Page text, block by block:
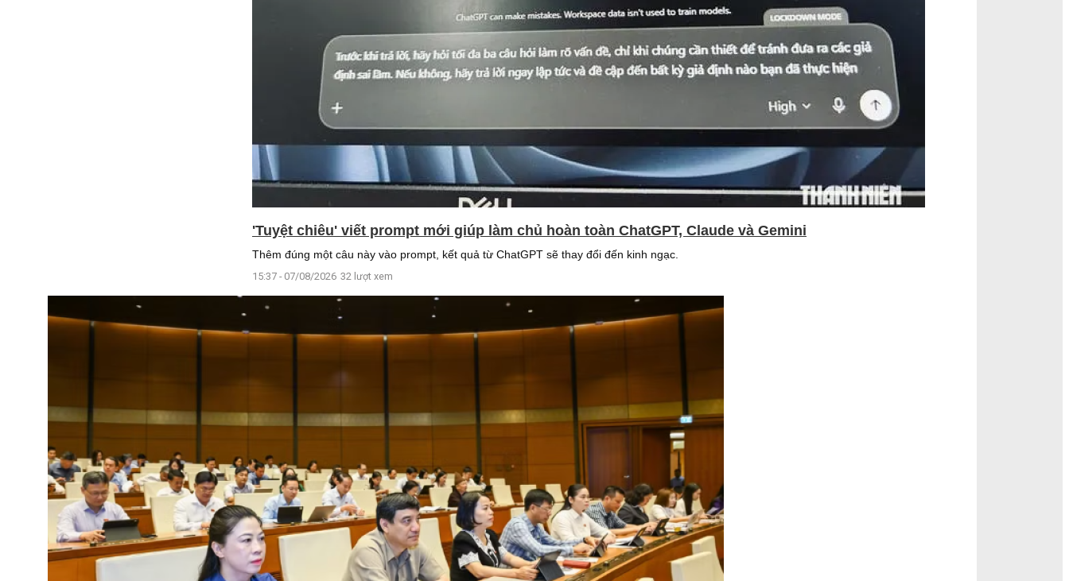
'Tuyệt chiêu' viết prompt mới giúp làm chủ hoàn toàn ChatGPT, Claude và Gemini
Thêm đúng một câu này vào prompt, kết quả từ ChatGPT sẽ thay đổi đến kinh ngạc.
15:37 - 07/08/2026 32 lượt xem